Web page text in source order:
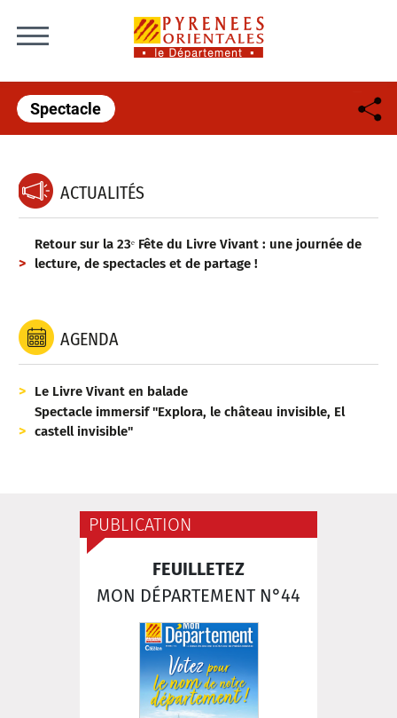
Spectacle
ACTUALITÉS
Retour sur la 23ᵉ Fête du Livre Vivant : une journée de
lecture, de spectacles et de partage !
AGENDA
Le Livre Vivant en balade
Spectacle immersif "Explora, le château invisible, El
castell invisible"
PUBLICATION
FEUILLETEZ
MON DÉPARTEMENT N°44